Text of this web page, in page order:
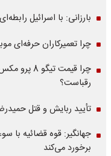
بارزانی: با اسرائیل
چرا تعمیرکاران حرفه‌ای
چرا قیمت
رقباست؟
تأیید ربایش و قتل
جهانگیر: قوه قضائیه با
برخورد می‌کند